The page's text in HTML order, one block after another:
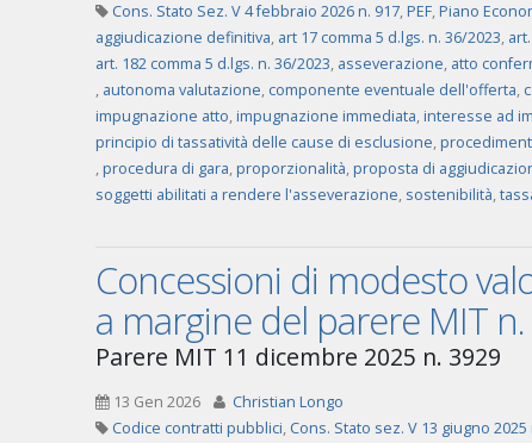
Cons. Stato Sez. V 4 febbraio 2026 n. 917,PEF,Piano
aggiudicazione definitiva, art 17 comma 5 d.lgs. n. 36/2023,
art. 182 comma 5 d.lgs. n. 36/2023, asseverazione, atto
, autonoma valutazione, componente eventuale dell'offerta,
impugnazione atto,impugnazione immediata,interesse ad
principio di tassatività delle cause di esclusione,
,procedura di gara,proporzionalità,proposta di
soggetti abilitati a rendere l'asseverazione, sostenibilità,
Concessioni di modesto
a margine del parere MIT
Parere MIT 11 dicembre 2025 n. 3929
13 Gen 2026
Christian Longo
Codice contratti pubblici, Cons. Stato sez. V 13 giugno 2025